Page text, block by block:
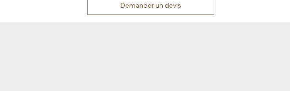
Demander un devis